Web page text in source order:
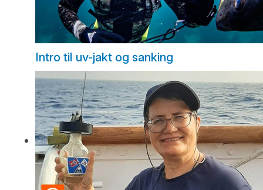
Intro til uv-jakt og sanking